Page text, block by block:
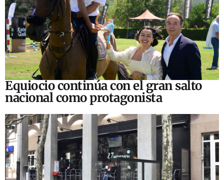
Equiocio continúa con el gran salto
nacional como protagonista